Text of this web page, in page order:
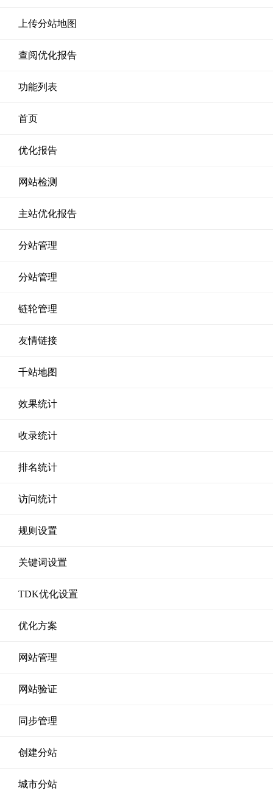
上传分站地图
查阅优化报告
功能列表
首页
优化报告
网站检测
主站优化报告
分站管理
分站管理
链轮管理
友情链接
千站地图
效果统计
收录统计
排名统计
访问统计
规则设置
关键词设置
TDK优化设置
优化方案
网站管理
网站验证
同步管理
创建分站
城市分站